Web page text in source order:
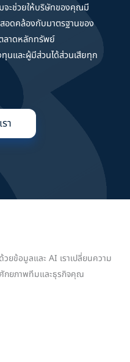
จะช่วยให้บริษัทของคุณมี
อดคล้องกับมาตรฐานของ
ลาดหลักทรัพย์
นและผู้มีส่วนได้ส่วนเสียทุก
า
ยข้อมูลและ AI เราเปลี่ยนความ
กยภาพทีมและธุรกิจคุณ